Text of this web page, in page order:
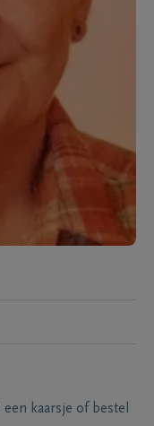
kaarsje of bestel